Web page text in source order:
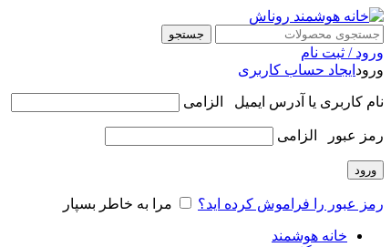
جستجو
ورود / ثبت نام
ورود ایجاد حساب کاربری
نام کاربری یا آدرس ایمیل الزامی
رمز عبور الزامی
ورود
رمز عبور را فراموش کرده اید؟ مرا به خاطر بسپار
خانه هوشمند